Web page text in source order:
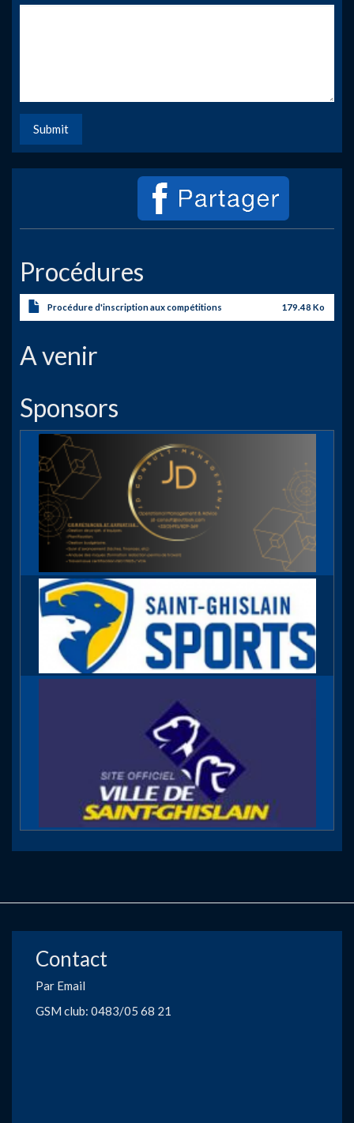
Submit
Procédures
Procédure d'inscription aux compétitions 179.48 Ko
A venir
Sponsors
Contact
Par Email
GSM club: 0483/05 68 21